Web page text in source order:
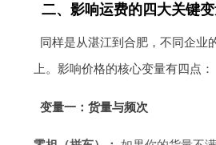
二、影响运费的四大关键
同样是从湛江到合肥，不同企业
上。影响价格的核心变量有四点：
变量一：货量与频次